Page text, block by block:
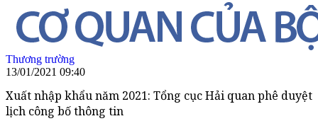
Thương trường
13/01/2021 09:40
Xuất nhập khẩu năm 2021: Tổng cục Hải quan phê duyệt
lịch công bố thông tin